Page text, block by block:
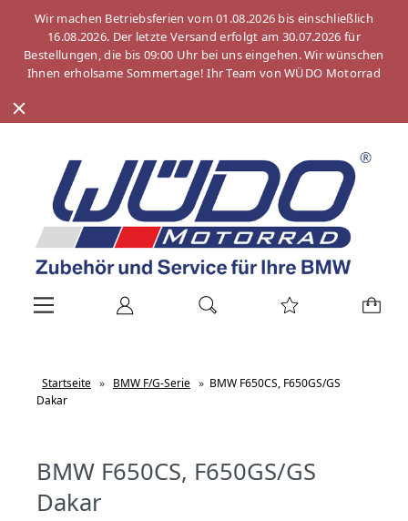
Wir machen Betriebsferien vom 01.08.2026 bis einschließlich
16.08.2026. Der letzte Versand erfolgt am 30.07.2026 für
Bestellungen, die bis 09:00 Uhr bei uns eingehen. Wir wünschen
Ihnen erholsame Sommertage! Ihr Team von WÜDO Motorrad
Startseite » BMW F/G-Serie » BMW F650CS, F650GS/GS
Dakar
BMW F650CS, F650GS/GS
Dakar